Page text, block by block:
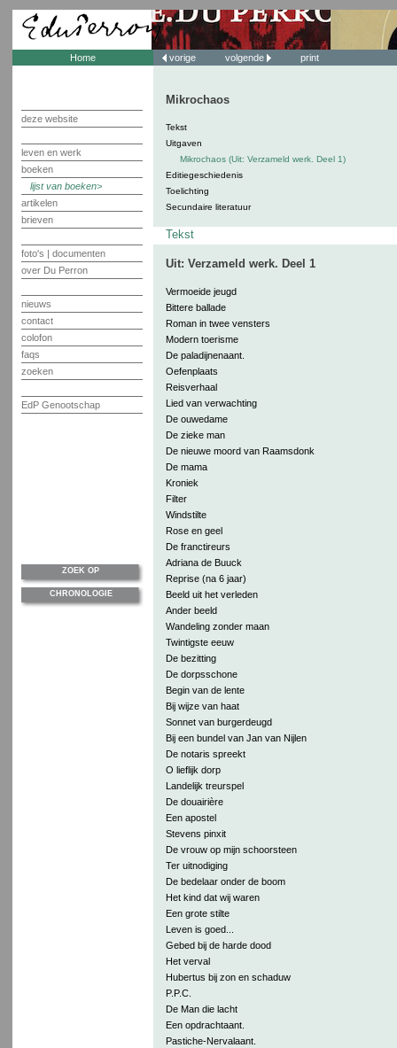
Home
deze website
leven en werk
boeken
lijst van boeken
artikelen
brieven
foto's | documenten
over Du Perron
nieuws
contact
colofon
faqs
zoeken
EdP Genootschap
vorige volgende print
Mikrochaos
Tekst
Uitgaven
Mikrochaos (Uit: Verzameld werk. Deel 1)
Editiegeschiedenis
Toelichting
Secundaire literatuur
Tekst
Uit: Verzameld werk. Deel 1
Vermoeide jeugd
Bittere ballade
Roman in twee vensters
Modern toerisme
De paladijnenaant.
Oefenplaats
Reisverhaal
Lied van verwachting
De ouwedame
De zieke man
De nieuwe moord van Raamsdonk
De mama
Kroniek
Filter
Windstilte
Rose en geel
De franctireurs
Adriana de Buuck
Reprise (na 6 jaar)
Beeld uit het verleden
Ander beeld
Wandeling zonder maan
Twintigste eeuw
De bezitting
De dorpsschone
Begin van de lente
Bij wijze van haat
Sonnet van burgerdeugd
Bij een bundel van Jan van Nijlen
De notaris spreekt
O lieflijk dorp
Landelijk treurspel
De douairière
Een apostel
Stevens pinxit
De vrouw op mijn schoorsteen
Ter uitnodiging
De bedelaar onder de boom
Het kind dat wij waren
Een grote stilte
Leven is goed...
Gebed bij de harde dood
Het verval
Hubertus bij zon en schaduw
P.P.C.
De Man die lacht
Een opdrachtaant.
Pastiche-Nervalaant.
ZOEK OP
CHRONOLOGIE